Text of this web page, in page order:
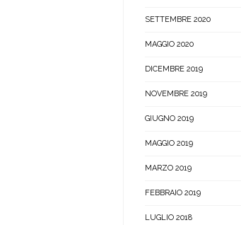
SETTEMBRE 2020
MAGGIO 2020
DICEMBRE 2019
NOVEMBRE 2019
GIUGNO 2019
MAGGIO 2019
MARZO 2019
FEBBRAIO 2019
LUGLIO 2018